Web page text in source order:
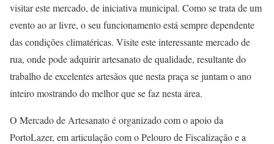
visitar este mercado, de iniciativa municipal. Como se trata de um
evento ao ar livre, o seu funcionamento está sempre dependente
das condições climatéricas. Visite este interessante mercado de
rua, onde pode adquirir artesanato de qualidade, resultante do
trabalho de excelentes artesãos que nesta praça se juntam o ano
inteiro mostrando do melhor que se faz nesta área.
O Mercado de Artesanato é organizado com o apoio da
PortoLazer, em articulação com o Pelouro de Fiscalização e a